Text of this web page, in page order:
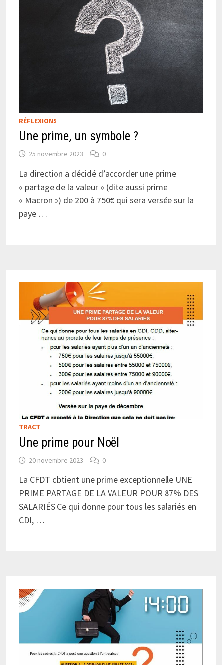
RÉFLEXIONS
Une prime, un symbole ?
25 novembre 2023 0
La direction a décidé d’accorder une prime
« partage de la valeur » (dite aussi prime
« Macron ») de 200 à 750€ qui sera versée sur la
paye …
TRACT
Une prime pour Noël
20 novembre 2023 0
La CFDT obtient une prime exceptionnelle UNE
PRIME PARTAGE DE LA VALEUR POUR 87% DES
SALARIÉS Ce qui donne pour tous les salariés en
CDI, …